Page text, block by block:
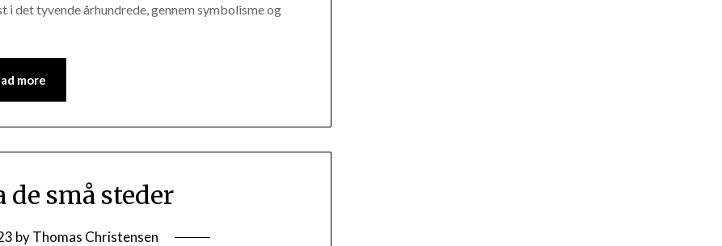
det tyvende århundrede, gennem symbolisme og
more
de små steder
byThomas Christensen